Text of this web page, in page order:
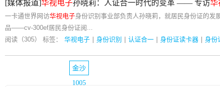
[媒体报道]华视电子孙晓莉：人证合一时代的变革 —— 专访华
一卡通世界网访华视电子身份识别事业部负责人孙晓莉，就居民身份证的
品——cv-300ef居民身份证阅...
阅读（305） 标签： 华视电子 身份识别 认证合一 身份证读卡器 身份
金沙
1005